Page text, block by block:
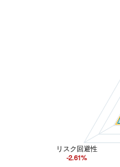
リスク回避性
-2.61%